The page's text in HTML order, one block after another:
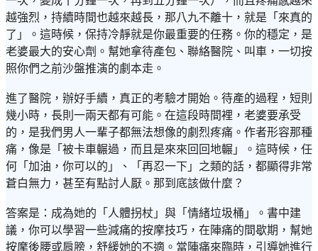
越強烈，持續時間也越來越長，那八九不離十，就是「來真的
了」。這時候，保持冷靜就是你最重要的任務。你的穩定，是
老婆最大的安心劑。幫她拿待產包、聯絡醫院、叫車，一切按
照你們之前沙盤推演的劇本走。
進了醫院，辦好手續，真正的考驗才開始。待產的過程，短則
幾小時，長則一兩天都有可能。在這段時間裡，老婆要承受
的，是我們男人一輩子都無法想像的劇烈疼痛。作者形容那種
痛，像是「被卡車輾過，而且是來來回回地輾」。這時候，任
何「加油，你可以的」、「再忍一下」之類的話，都顯得非常
蒼白無力，甚至有點討人厭。那到底該做什麼？
答案是：成為她的「人體拐杖」與「情緒垃圾桶」。書中建
議，你可以學習一些減痛的按摩技巧，在陣痛的間歇期，幫她
按摩後腰或肩膀，舒緩她的不適。當陣痛來臨時，引導她進行